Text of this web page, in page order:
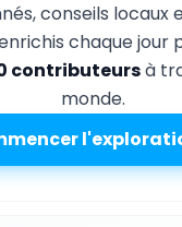
conseils locaux
chaque jour
contributeursà
monde.